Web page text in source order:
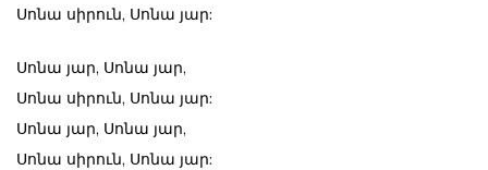
Սոնա սիրուն, Սոնա յար:
Սոնա յար, Սոնա յար,
Սոնա սիրուն, Սոնա յար:
Սոնա յար, Սոնա յար,
Սոնա սիրուն, Սոնա յար: